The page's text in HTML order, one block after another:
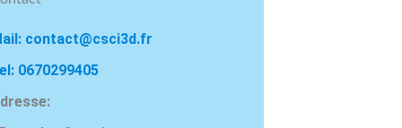
contact@csci3d.fr
0670299405